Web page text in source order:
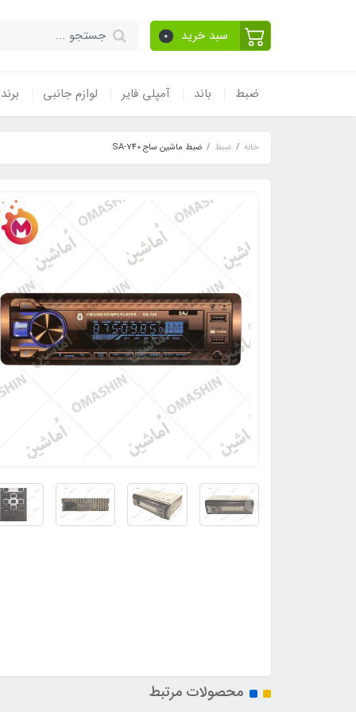
سبد خرید 0
ضبط باند آمپلی فایر لوازم جانبی
خانه ضبط ضبط ماشین ساج SA-740
محصولات مرتبط